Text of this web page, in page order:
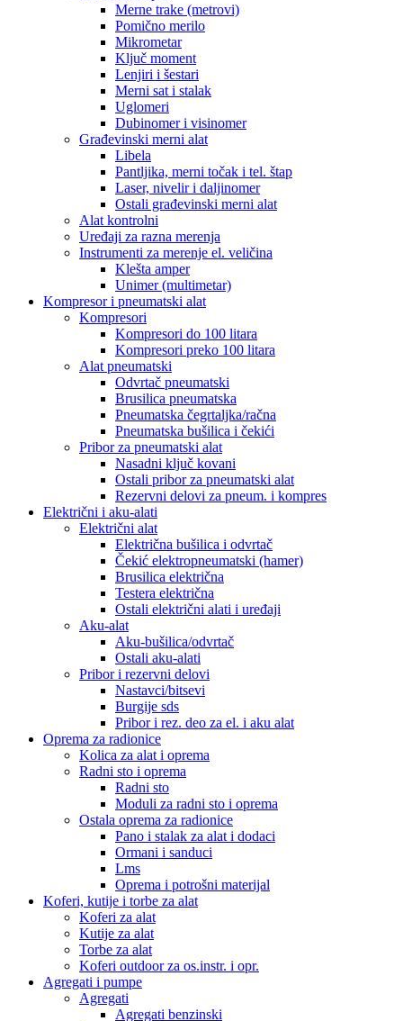
Merne trake (metrovi)
Pomično merilo
Mikrometar
Ključ moment
Lenjiri i šestari
Merni sat i stalak
Uglomeri
Dubinomer i visinomer
Građevinski merni alat
Libela
Pantljika, merni točak i tel. štap
Laser, nivelir i daljinomer
Ostali građevinski merni alat
Alat kontrolni
Uređaji za razna merenja
Instrumenti za merenje el. veličina
Klešta amper
Unimer (multimetar)
Kompresor i pneumatski alat
Kompresori
Kompresori do 100 litara
Kompresori preko 100 litara
Alat pneumatski
Odvrtač pneumatski
Brusilica pneumatska
Pneumatska čegrtaljka/račna
Pneumatska bušilica i čekići
Pribor za pneumatski alat
Nasadni ključ kovani
Ostali pribor za pneumatski alat
Rezervni delovi za pneum. i kompres
Električni i aku-alati
Električni alat
Električna bušilica i odvrtač
Čekić elektropneumatski (hamer)
Brusilica električna
Testera električna
Ostali električni alati i uređaji
Aku-alat
Aku-bušilica/odvrtač
Ostali aku-alati
Pribor i rezervni delovi
Nastavci/bitsevi
Burgije sds
Pribor i rez. deo za el. i aku alat
Oprema za radionice
Kolica za alat i oprema
Radni sto i oprema
Radni sto
Moduli za radni sto i oprema
Ostala oprema za radionice
Pano i stalak za alat i dodaci
Ormani i sanduci
Lms
Oprema i potrošni materijal
Koferi, kutije i torbe za alat
Koferi za alat
Kutije za alat
Torbe za alat
Koferi outdoor za os.instr. i opr.
Agregati i pumpe
Agregati
Agregati benzinski